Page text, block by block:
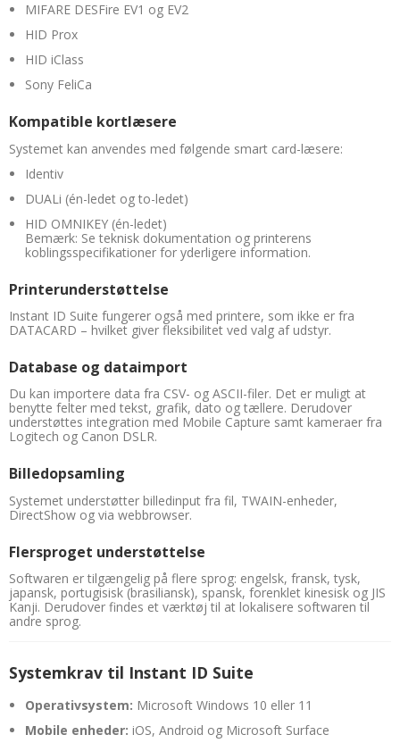
MIFARE DESFire EV1 og EV2
HID Prox
HID iClass
Sony FeliCa
Kompatible kortlæsere
Systemet kan anvendes med følgende smart card-læsere:
Identiv
DUALi (én-ledet og to-ledet)
HID OMNIKEY (én-ledet)
Bemærk: Se teknisk dokumentation og printerens
koblingsspecifikationer for yderligere information.
Printerunderstøttelse
Instant ID Suite fungerer også med printere, som ikke er fra
DATACARD – hvilket giver fleksibilitet ved valg af udstyr.
Database og dataimport
Du kan importere data fra CSV- og ASCII-filer. Det er muligt at
benytte felter med tekst, grafik, dato og tællere. Derudover
understøttes integration med Mobile Capture samt kameraer fra
Logitech og Canon DSLR.
Billedopsamling
Systemet understøtter billedinput fra fil, TWAIN-enheder,
DirectShow og via webbrowser.
Flersproget understøttelse
Softwaren er tilgængelig på flere sprog: engelsk, fransk, tysk,
japansk, portugisisk (brasiliansk), spansk, forenklet kinesisk og JIS
Kanji. Derudover findes et værktøj til at lokalisere softwaren til
andre sprog.
Systemkrav til Instant ID Suite
Operativsystem: Microsoft Windows 10 eller 11
Mobile enheder: iOS, Android og Microsoft Surface